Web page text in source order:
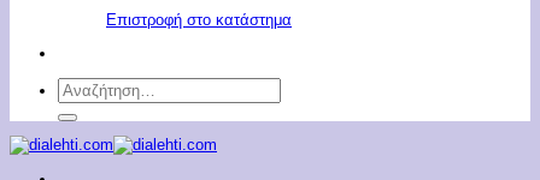
Επιστροφή στο κατάστημα
Αναζήτηση
για: